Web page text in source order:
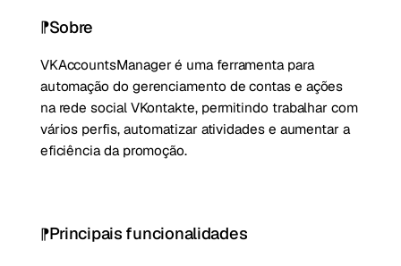
Sobre
VKAccountsManager é uma ferramenta para
automação do gerenciamento de contas e ações
na rede social VKontakte, permitindo trabalhar com
vários perfis, automatizar atividades e aumentar a
eficiência da promoção.
Principais funcionalidades